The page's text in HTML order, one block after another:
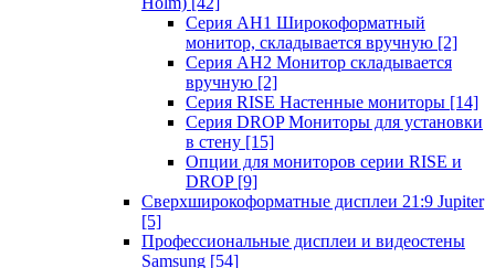
Серия AH1 Широкоформатный
монитор, складывается вручную [2]
Серия AH2 Монитор складывается
вручную [2]
Серия RISE Настенные мониторы [14]
Серия DROP Мониторы для установки
в стену [15]
Опции для мониторов серии RISE и
DROP [9]
Сверхширокоформатные дисплеи 21:9 Jupiter
[5]
Профессиональные дисплеи и видеостены
Samsung [54]